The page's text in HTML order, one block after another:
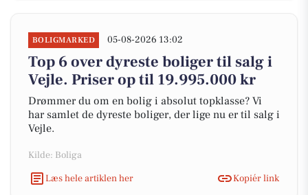
BOLIGMARKED 05-08-2026 13:02
Top 6 over dyreste boliger til salg i
Vejle. Priser op til 19.995.000 kr
Drømmer du om en bolig i absolut topklasse? Vi
har samlet de dyreste boliger, der lige nu er til salg i
Vejle.
Kilde: Boliga
Læs hele artiklen her
Kopiér link